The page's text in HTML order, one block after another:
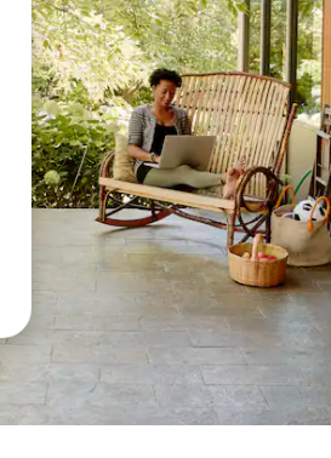
るか、画面をタッチまたはスワイプし